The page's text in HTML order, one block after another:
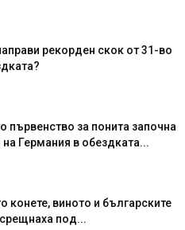
рекорден скок от 31-во
първенство за понита започна
Германия в обездката...
конете, виното и българските
под...